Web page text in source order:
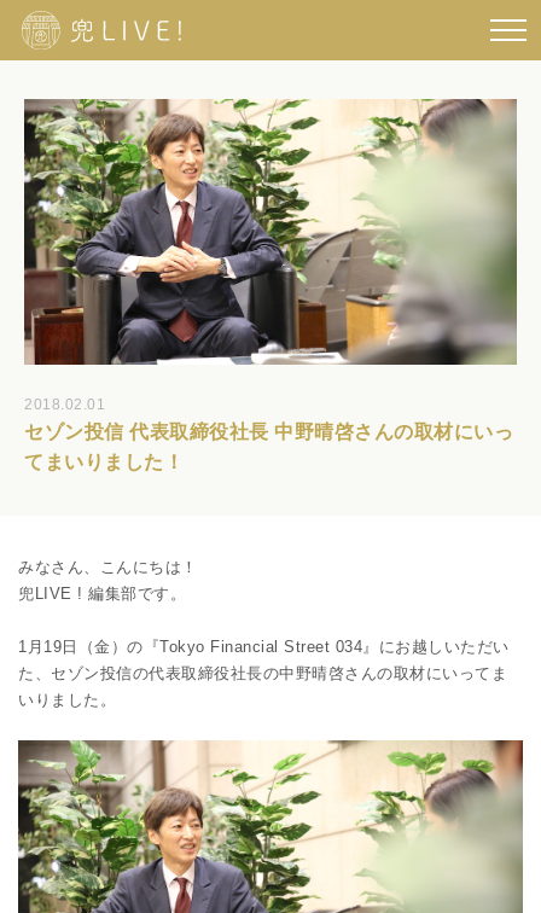
2018.02.01
セゾン投信 代表取締役社長 中野晴啓さんの取材にいっ
てまいりました！
みなさん、こんにちは！
兜LIVE ! 編集部です。
1月19日（金）の『Tokyo Financial Street 034』にお越しいただい
た、セゾン投信の代表取締役社長の中野晴啓さんの取材にいってま
いりました。